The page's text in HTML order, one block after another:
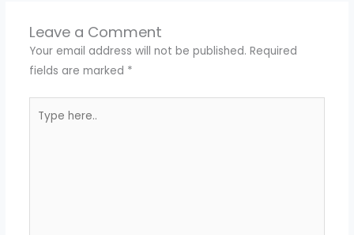
Leave a Comment
Your email address will not be published. Required
fields are marked *
here..